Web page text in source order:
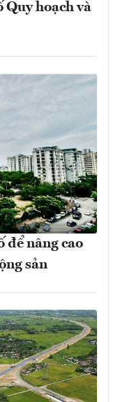
Quy hoạch và
để nâng cao
sản